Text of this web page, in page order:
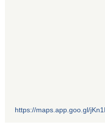
https://maps.app.goo.gl/